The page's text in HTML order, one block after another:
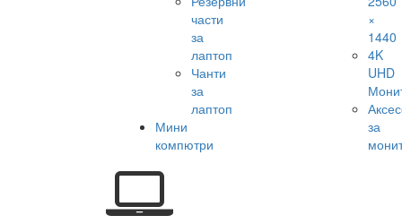
части
за
лаптоп
Чанти
за
лаптоп
Мини
компютри
×
1440
4K
UHD
за